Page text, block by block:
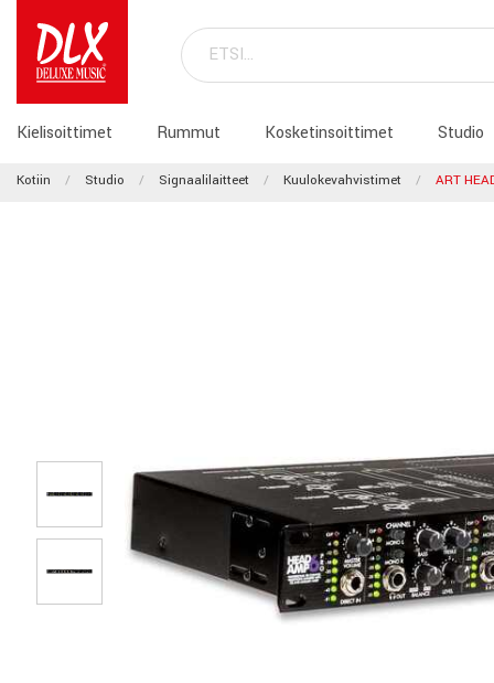
Kielisoittimet Rummut Kosketinsoittimet Studio
Kotiin Studio Signaalilaitteet Kuulokevahvistimet ART